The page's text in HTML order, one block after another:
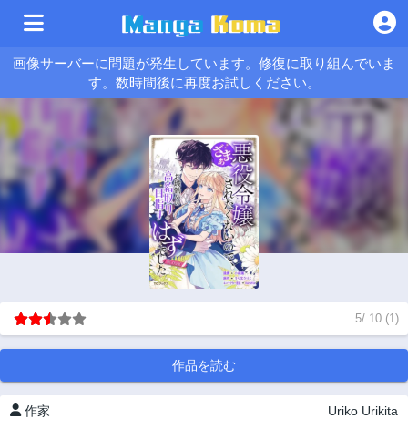
画像サーバーに問題が発生しています。修復に取り組んでいま
す。数時間後に再度お試しください。
5/ 10 (1)
作品を読む
作家 Uriko Urikita